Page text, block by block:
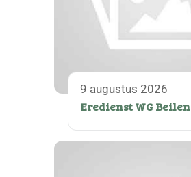
9 augustus 2026
Eredienst WG Beilen